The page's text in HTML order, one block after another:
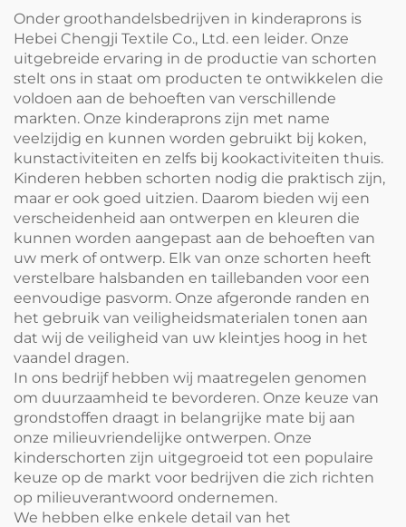
bakkerijen
Onder groothandelsbedrijven in kinderaprons is
Hebei Chengji Textile Co., Ltd. een leider. Onze
uitgebreide ervaring in de productie van schorten
stelt ons in staat om producten te ontwikkelen die
voldoen aan de behoeften van verschillende
markten. Onze kinderaprons zijn met name
veelzijdig en kunnen worden gebruikt bij koken,
kunstactiviteiten en zelfs bij kookactiviteiten thuis.
Kinderen hebben schorten nodig die praktisch zijn,
maar er ook goed uitzien. Daarom bieden wij een
verscheidenheid aan ontwerpen en kleuren die
kunnen worden aangepast aan de behoeften van
uw merk of ontwerp. Elk van onze schorten heeft
verstelbare halsbanden en taillebanden voor een
eenvoudige pasvorm. Onze afgeronde randen en
het gebruik van veiligheidsmaterialen tonen aan
dat wij de veiligheid van uw kleintjes hoog in het
vaandel dragen.
In ons bedrijf hebben wij maatregelen genomen
om duurzaamheid te bevorderen. Onze keuze van
grondstoffen draagt in belangrijke mate bij aan
onze milieuvriendelijke ontwerpen. Onze
kinderschorten zijn uitgegroeid tot een populaire
keuze op de markt voor bedrijven die zich richten
op milieuverantwoord ondernemen.
We hebben elke enkele detail van het